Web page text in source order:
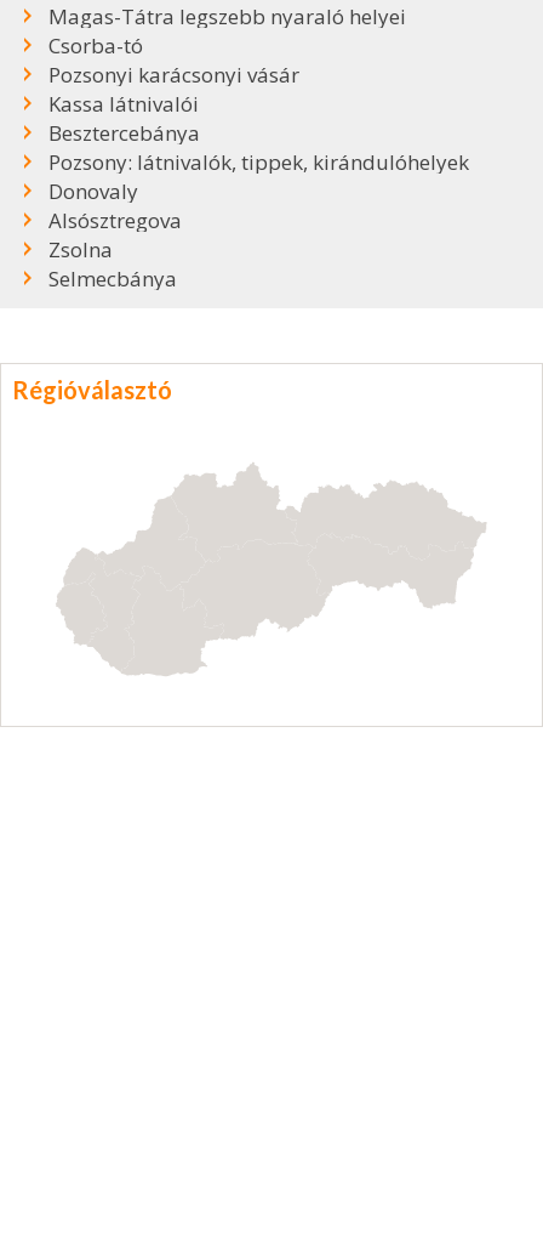
Magas-Tátra legszebb nyaraló helyei
Csorba-tó
Pozsonyi karácsonyi vásár
Kassa látnivalói
Besztercebánya
Pozsony: látnivalók, tippek, kirándulóhelyek
Donovaly
Alsósztregova
Zsolna
Selmecbánya
Régióválasztó